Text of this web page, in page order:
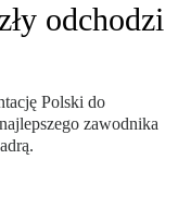
odchodzi
Polski do
zawodnika